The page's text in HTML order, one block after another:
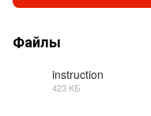
Файлы
instruction
423 КБ